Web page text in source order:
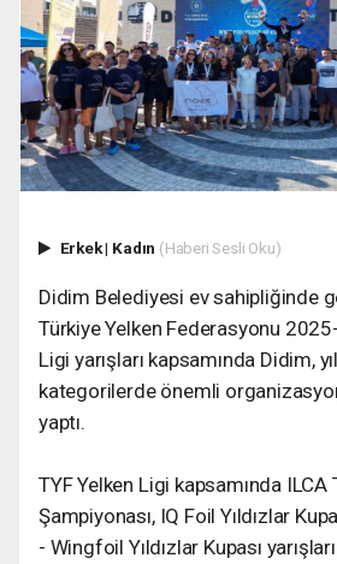
Erkek| Kadın (Haberi Sesli Oku)
Didim Belediyesi ev sahipliğinde
Türkiye Yelken Federasyonu
Ligi yarışları kapsamında Didim,
kategorilerde önemli
yaptı.
TYF Yelken Ligi kapsamında ILCA
Şampiyonası, IQ Foil Yıldızlar
- Wingfoil Yıldızlar Kupası